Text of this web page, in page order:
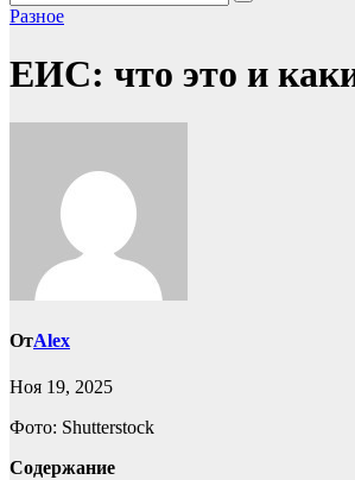
Разное
ЕИС: что это и
ОтAlex
Ноя 19, 2025
Фото: Shutterstock
Содержание